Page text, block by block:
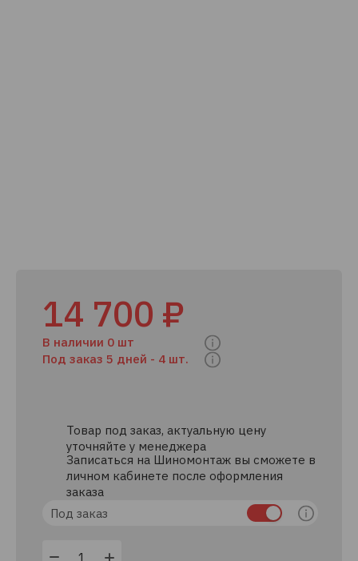
14 700 ₽
В наличии 0 шт
Под заказ 5 дней - 4 шт.
Товар под заказ, актуальную цену
уточняйте у менеджера
Записаться на Шиномонтаж вы сможете в
личном кабинете после оформления
заказа
Под заказ